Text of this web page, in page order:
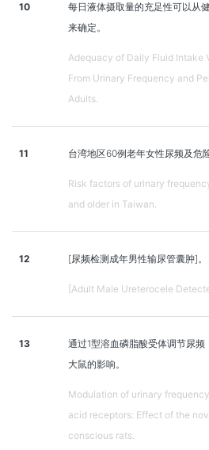
10
每日液体摄取量的充足性可以从
来确定。
Adequacy of Daily Fluid Intake
From Urinary Frequency and
Adults.
11 台湾地区60例老年女性尿频及危
Risk factors of urinary
and older in Taiwan.
12 [尿频检测成年男性输尿管囊肿]。
[Adult Male Ureterocele
13
通过1型溶血磷脂酸受体调节尿
大鼠的影响。
Modulation of urinary
acid receptors: Effect of the
conscious rats.